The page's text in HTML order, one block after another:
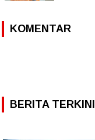
KOMENTAR
BERITA TERKINI